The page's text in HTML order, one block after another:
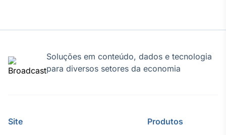
Soluções em conteúdo, dados e tecnologia
para diversos setores da economia
Site Produtos